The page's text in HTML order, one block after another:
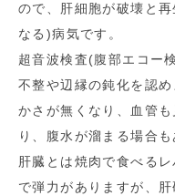
ので、肝細胞が破壊と
なる)病気です。
超音波検査(腹部エコー
不整や辺縁の鈍化を認
かさが無くなり、血管
り、腹水が溜まる場合も
肝臓とは焼肉で食べる
で弾力がありますが、